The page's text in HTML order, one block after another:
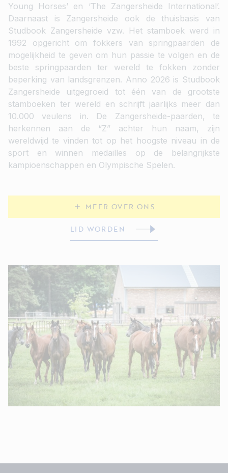
Young Horses’ en ‘The Zangersheide International’.
Daarnaast is Zangersheide ook de thuisbasis van
Studbook Zangersheide vzw. Het stamboek werd in
1992 opgericht om fokkers van springpaarden de
mogelijkheid te geven om hun passie te volgen en de
beste springpaarden ter wereld te fokken zonder
beperking van landsgrenzen. Anno 2026 is Studbook
Zangersheide uitgegroeid tot één van de grootste
stamboeken ter wereld en schrijft jaarlijks meer dan
10.000 veulens in. De Zangersheide-paarden, te
herkennen aan de “Z” achter hun naam, zijn
wereldwijd te vinden tot op het hoogste niveau in de
sport en winnen medailles op de belangrijkste
kampioenschappen en Olympische Spelen.
MEER OVER ONS
LID WORDEN